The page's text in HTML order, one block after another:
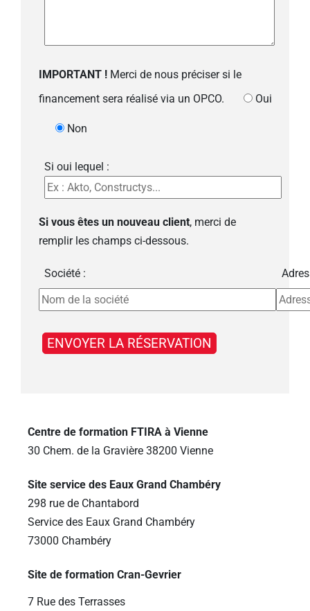
IMPORTANT ! Merci de nous préciser si le
financement sera réalisé via un OPCO.
Oui
Non
Si oui lequel :
Si vous êtes un nouveau client, merci de
remplir les champs ci-dessous.
Société :
Centre de formation FTIRA à Vienne
30 Chem. de la Gravière 38200 Vienne
Site service des Eaux Grand Chambéry
298 rue de Chantabord
Service des Eaux Grand Chambéry
73000 Chambéry
Site de formation Cran-Gevrier
7 Rue des Terrasses